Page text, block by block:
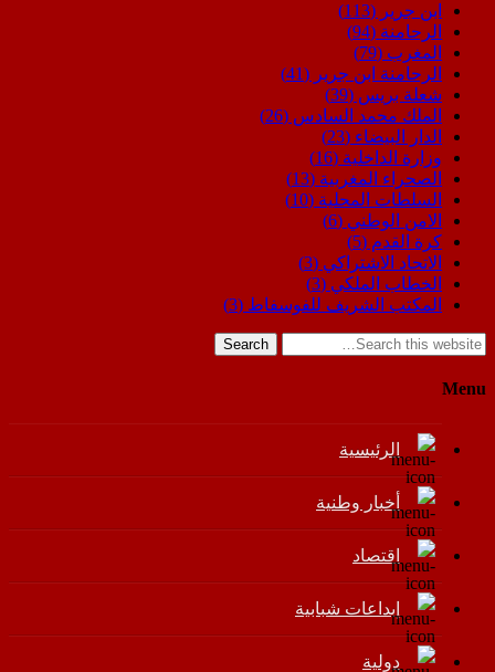
ابن جرير (113)
الرحامنة (94)
المغرب (79)
الرحامنة ابن جرير (41)
شعلة بريس (39)
الملك محمد السادس (26)
الدار البيضاء (23)
وزارة الداخلية (16)
الصحراء المغربية (13)
السلطات المحلية (10)
الامن الوطني (6)
كرة القدم (5)
الاتحاد الاشتراكي (3)
الخطاب الملكي (3)
المكتب الشريف للفوسفاط (3)
Search
Menu
الرئيسية
أخبار وطنية
اقتصاد
إبداعات شبابية
دولية